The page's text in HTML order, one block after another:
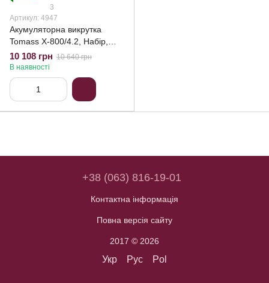
3
Артикул: 4947
Акумуляторна викрутка
Tomass X-800/4.2, Набір,
Швеція (Гарантія 60 місяців)
10 108 грн 10 640 грн
В наявності
+38 (063) 816-19-01
Контактна інформація
Повна версія сайту
2017 © 2026
Укр Рус Pol